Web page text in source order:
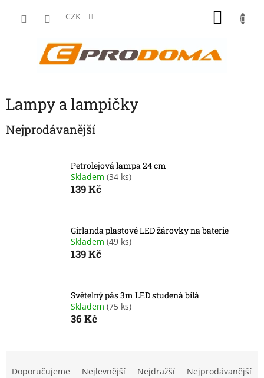
CZK
Lampy a lampičky
Nejprodávanější
Petrolejová lampa 24 cm
Skladem (34 ks)
139 Kč
Girlanda plastové LED žárovky na baterie
Skladem (49 ks)
139 Kč
Světelný pás 3m LED studená bílá
Skladem (75 ks)
36 Kč
Doporučujeme Nejlevnější Nejdražší Nejprodávanější